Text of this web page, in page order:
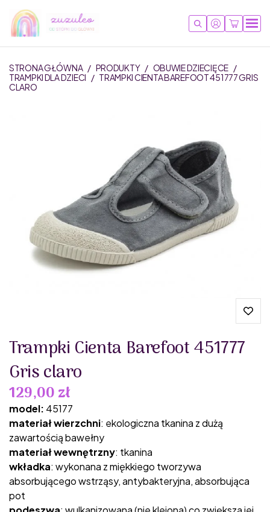
STRONA GŁÓWNA / PRODUKTY / OBUWIE DZIECIĘCE /
TRAMPKI DLA DZIECI / TRAMPKI CIENTA BAREFOOT 451777 GRIS
CLARO
Trampki Cienta Barefoot 451777
Gris claro
129,00 zł
model: 45177
materiał wierzchni: ekologiczna tkanina z dużą
zawartością bawełny
materiał wewnętrzny: tkanina
wkładka: wykonana z miękkiego tworzywa
absorbującego wstrząsy, antybakteryjna, absorbująca
pot